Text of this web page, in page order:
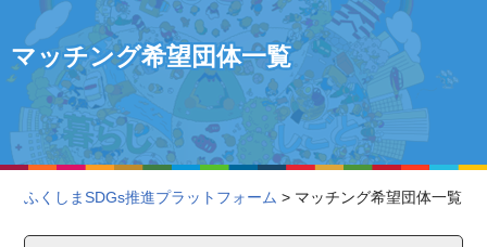
マッチング希望団体一覧
ふくしまSDGs推進プラットフォーム > マッチング希望団体一覧